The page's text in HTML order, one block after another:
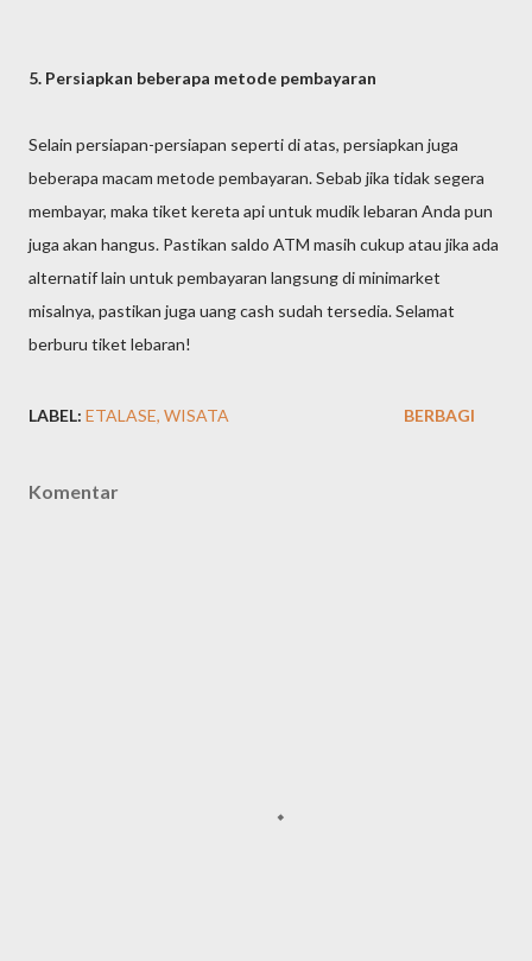
5. Persiapkan beberapa metode pembayaran
Selain persiapan-persiapan seperti di atas, persiapkan juga
beberapa macam metode pembayaran. Sebab jika tidak segera
membayar, maka tiket kereta api untuk mudik lebaran Anda pun
juga akan hangus. Pastikan saldo ATM masih cukup atau jika ada
alternatif lain untuk pembayaran langsung di minimarket
misalnya, pastikan juga uang cash sudah tersedia. Selamat
berburu tiket lebaran!
LABEL: ETALASE WISATA BERBAGI
Komentar